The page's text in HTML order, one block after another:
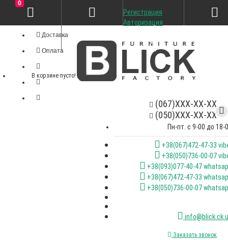
Доставка
Оплата
(067)XXX-XX-XX
(050)XXX-XX-XX
Пн-пт. с 9-00 до 18-
+38(067)472-47-33
+38(050)736-00-07
+38(093)077-40-47
+38(067)472-47-33
+38(050)736-00-07
Заказать звонок
Регистрация
Авторизация
0
В корзине пусто!